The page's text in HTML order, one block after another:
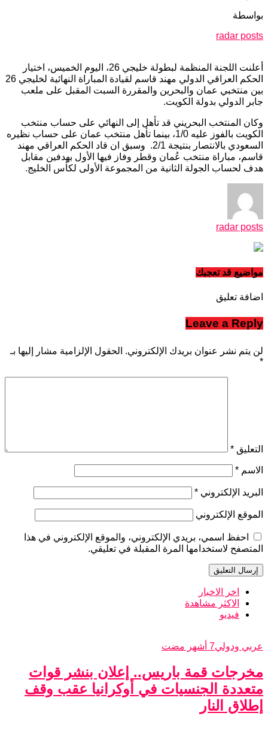
بواسطة
radar posts
أعلنت اللجنة المنظمة لبطولة خليجي 26، اليوم الخميس، اختيار
الحكم العراقي الدولي مهند قاسم لقيادة المباراة النهائية لخليجي 26
بين منتخبي عمان والبحرين والمقررة السبت المقبل على ملعب
جابر الدولي بدولة الكويت.
وكان المنتخب البحريني قد تأهل إلى النهائي على حساب منتخب
الكويت بالفوز عليه 1/0، بينما تأهل منتخب عمان على حساب نظيره
السعودي بالانتصار بنتيجة 2/1. وسبق ان قاد الحكم العراقي مهند
قاسم، مباراة منتخب عُمان وقطر وفاز فيها الأول بهدفين مقابل
هدف لحساب الجولة الثانية من المجموعة الأولى لكأس الخليج.
radar posts
مواضيع قد تعجبك
اضافة تعليق
Leave a Reply
لن يتم نشر عنوان بريدك الإلكتروني. الحقول الإلزامية مشار إليها بـ
*
التعليق *
الاسم *
البريد الإلكتروني *
الموقع الإلكتروني
احفظ اسمي، بريدي الإلكتروني، والموقع الإلكتروني في هذا
المتصفح لاستخدامها المرة المقبلة في تعليقي.
اخر الاخبار
الاكثر مشاهدة
فيديو
عربي ودولي7 أشهر مضت
مخرجات قمة باريس.. إعلان بنشر قوات
متعددة الجنسيات في أوكرانيا عقب وقف
إطلاق النار